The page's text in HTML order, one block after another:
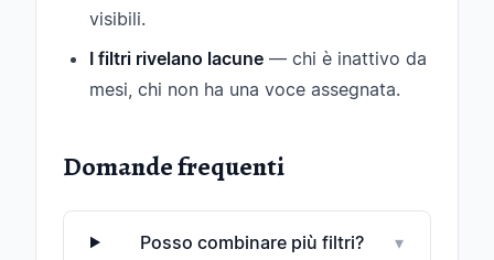
visibili.
I filtri rivelano lacune — chi è inattivo da
mesi, chi non ha una voce assegnata.
Domande frequenti
Posso combinare più filtri? ▾